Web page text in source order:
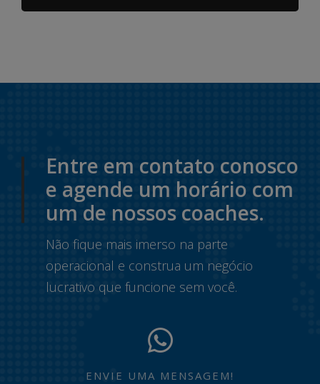
Entre em contato conosco
e agende um horário com
um de nossos coaches.
Não fique mais imerso na parte
operacional e construa um negócio
lucrativo que funcione sem você.
ENVIE UMA MENSAGEM!